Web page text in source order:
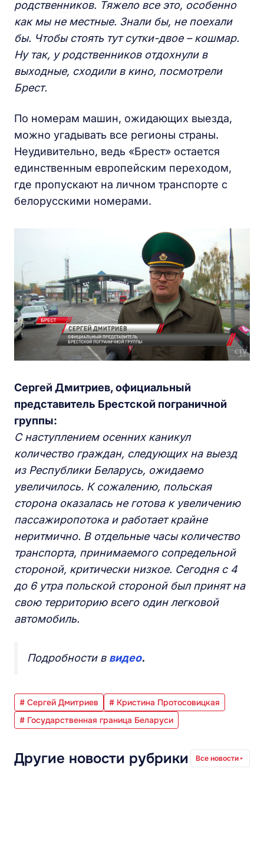
родственников. Тяжело все это, особенно
как мы не местные. Знали бы, не поехали
бы. Чтобы стоять тут сутки-двое – кошмар.
Ну так, у родственников отдохнули в
выходные, сходили в кино, посмотрели
Брест.
По номерам машин, ожидающих выезда,
можно угадывать все регионы страны.
Неудивительно, ведь «Брест» остается
единственным европейским переходом,
где пропускают на личном транспорте с
белорусскими номерами.
Сергей Дмитриев, официальный
представитель Брестской пограничной
группы:
С наступлением осенних каникул
количество граждан, следующих на выезд
из Республики Беларусь, ожидаемо
увеличилось. К сожалению, польская
сторона оказалась не готова к увеличению
пассажиропотока и работает крайне
неритмично. В отдельные часы количество
транспорта, принимаемого сопредельной
стороной, критически низкое. Сегодня с 4
до 6 утра польской стороной был принят на
свою территорию всего один легковой
автомобиль.
Подробности в видео.
# Сергей Дмитриев
# Кристина Протосовицкая
# Государственная граница Беларуси
Другие новости рубрики Все новости